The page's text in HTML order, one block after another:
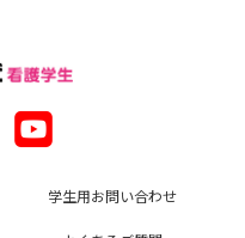
学生用お問い合わせ